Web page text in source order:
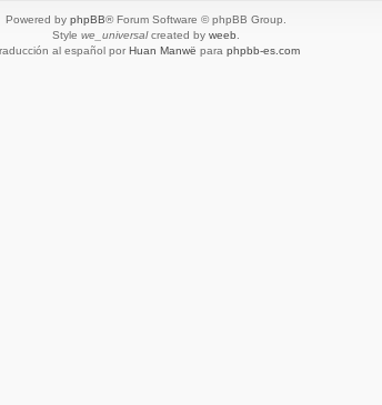
Powered by phpBB® Forum Software © phpBB Group.
Style we_universalcreated by weeb
al español por Huan Manwë para phpbb-es.com